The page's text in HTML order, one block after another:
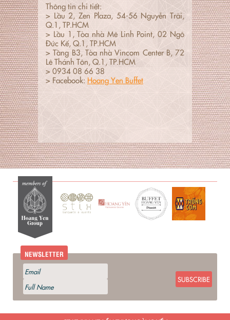
Thông tin chi tiết:
> Lầu 2, Zen Plaza, 54-56 Nguyễn Trãi,
Q.1, TP.HCM
> Lầu 1, Tòa nhà Mê Linh Point, 02 Ngô
Đức Kế, Q.1, TP.HCM
> Tầng B3, Tòa nhà Vincom Center B, 72
Lê Thánh Tôn, Q.1, TP.HCM
> 0934 08 66 38
> Facebook: Hoang Yen Buffet
NEWSLETTER
SUBSCRIBE